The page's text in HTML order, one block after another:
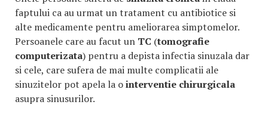
faptului ca au urmat un tratament cu antibiotice si
alte medicamente pentru ameliorarea simptomelor.
Persoanele care au facut un TC (tomografie
computerizata) pentru a depista infectia sinuzala dar
si cele, care sufera de mai multe complicatii ale
sinuzitelor pot apela la ointerventie chirurgicala
asupra sinusurilor.